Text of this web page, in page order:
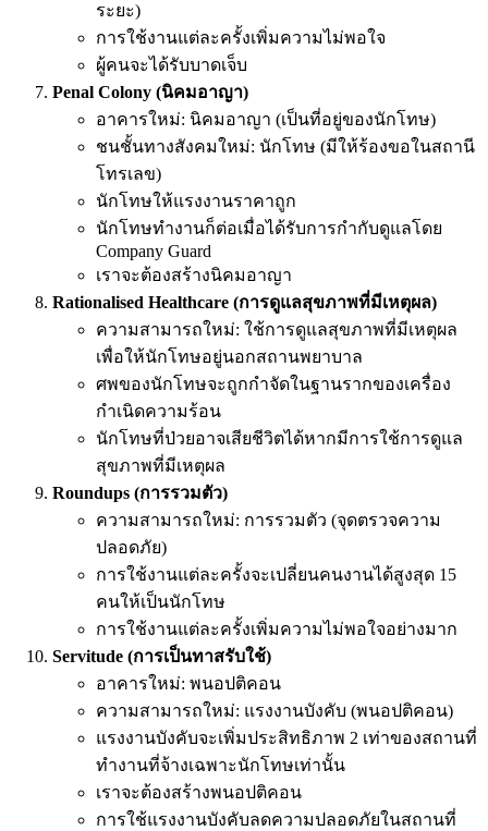
ระยะ)
การใช้งานแต่ละครั้งเพิ่มความไม่พอใจ
ผู้คนจะได้รับบาดเจ็บ
Penal Colony (นิคมอาญา)
อาคารใหม่: นิคมอาญา (เป็นที่อยู่ของนักโทษ)
ชนชั้นทางสังคมใหม่: นักโทษ (มีให้ร้องขอในสถานี
โทรเลข)
นักโทษให้แรงงานราคาถูก
นักโทษทำงานก็ต่อเมื่อได้รับการกำกับดูแลโดย
Company Guard
เราจะต้องสร้างนิคมอาญา
Rationalised Healthcare (การดูแลสุขภาพที่มีเหตุผล)
ความสามารถใหม่: ใช้การดูแลสุขภาพที่มีเหตุผล
เพื่อให้นักโทษอยู่นอกสถานพยาบาล
ศพของนักโทษจะถูกกำจัดในฐานรากของเครื่อง
กำเนิดความร้อน
นักโทษที่ป่วยอาจเสียชีวิตได้หากมีการใช้การดูแล
สุขภาพที่มีเหตุผล
Roundups (การรวมตัว)
ความสามารถใหม่: การรวมตัว (จุดตรวจความ
ปลอดภัย)
การใช้งานแต่ละครั้งจะเปลี่ยนคนงานได้สูงสุด 15
คนให้เป็นนักโทษ
การใช้งานแต่ละครั้งเพิ่มความไม่พอใจอย่างมาก
Servitude (การเป็นทาสรับใช้)
อาคารใหม่: พนอปติคอน
ความสามารถใหม่: แรงงานบังคับ (พนอปติคอน)
แรงงานบังคับจะเพิ่มประสิทธิภาพ 2 เท่าของสถานที่
ทำงานที่จ้างเฉพาะนักโทษเท่านั้น
เราจะต้องสร้างพนอปติคอน
การใช้แรงงานบังคับลดความปลอดภัยในสถานที่